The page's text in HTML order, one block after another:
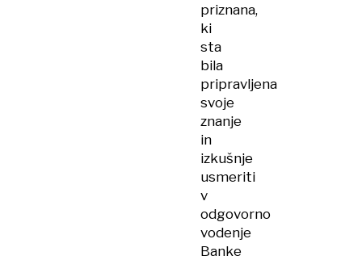
priznana,
ki
sta
bila
pripravljena
svoje
znanje
in
izkušnje
usmeriti
v
odgovorno
vodenje
Banke